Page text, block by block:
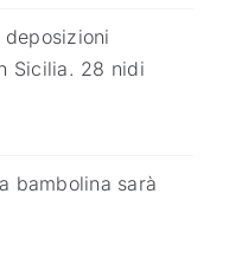
deposizioni
Sicilia. 28 nidi
bambolina sarà